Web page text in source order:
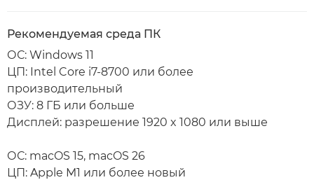
Рекомендуемая среда ПК
ОС: Windows 11
ЦП: Intel Core i7-8700 или более
производительный
ОЗУ: 8 ГБ или больше
Дисплей: разрешение 1920 x 1080 или выше
ОС: macOS 15, macOS 26
ЦП: Apple M1 или более новый